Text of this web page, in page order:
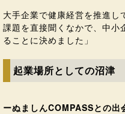
大手企業で健康経営を推進し
課題を直接聞くなかで、中小
ることに決めました」
起業場所としての沼津
ーぬましんCOMPASSとの出